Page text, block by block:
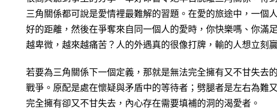
三角關係都可說是愛情裡最難解的習題。在愛的旅途中，一個
好的距離，然後在爭奪來自同一個人的愛時，你快樂嗎、你滿
越卑微，越來越痛苦？人的外遇真的很像打牌，輸的人想立刻
若要為三角關係下一個定義，那就是無法完全擁有又不甘失去
戰爭。原配是處在懷疑與矛盾中的等待者；劈腿者是左右為難
完全擁有卻又不甘失去，內心存在需要填補的洞的渴愛者。